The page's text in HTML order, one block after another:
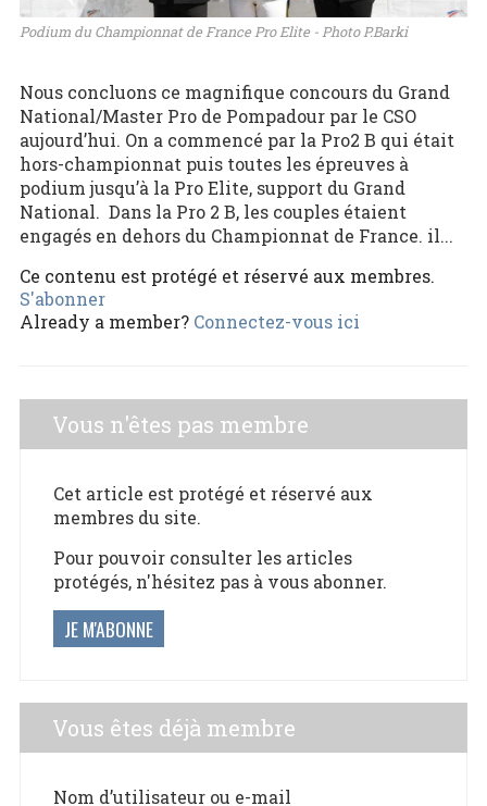
Podium du Championnat de France Pro Elite - Photo P.Barki
Nous concluons ce magnifique concours du Grand
National/Master Pro de Pompadour par le CSO
aujourd’hui. On a commencé par la Pro2 B qui était
hors-championnat puis toutes les épreuves à
podium jusqu’à la Pro Elite, support du Grand
National. Dans la Pro 2 B, les couples étaient
engagés en dehors du Championnat de France. il...
Ce contenu est protégé et réservé aux membres.
S'abonner
Already a member? Connectez-vous ici
Vous n'êtes pas membre
Cet article est protégé et réservé aux
membres du site.
Pour pouvoir consulter les articles
protégés, n'hésitez pas à vous abonner.
JE M'ABONNE
Vous êtes déjà membre
Nom d’utilisateur ou e-mail